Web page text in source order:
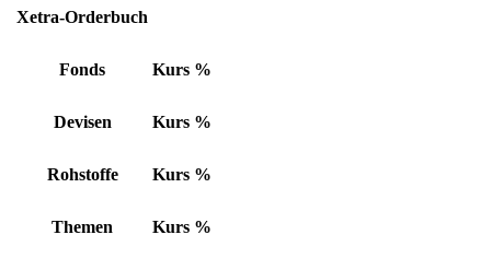
Xetra-Orderbuch
Fonds Kurs %
Devisen Kurs %
Rohstoffe Kurs %
Themen Kurs %